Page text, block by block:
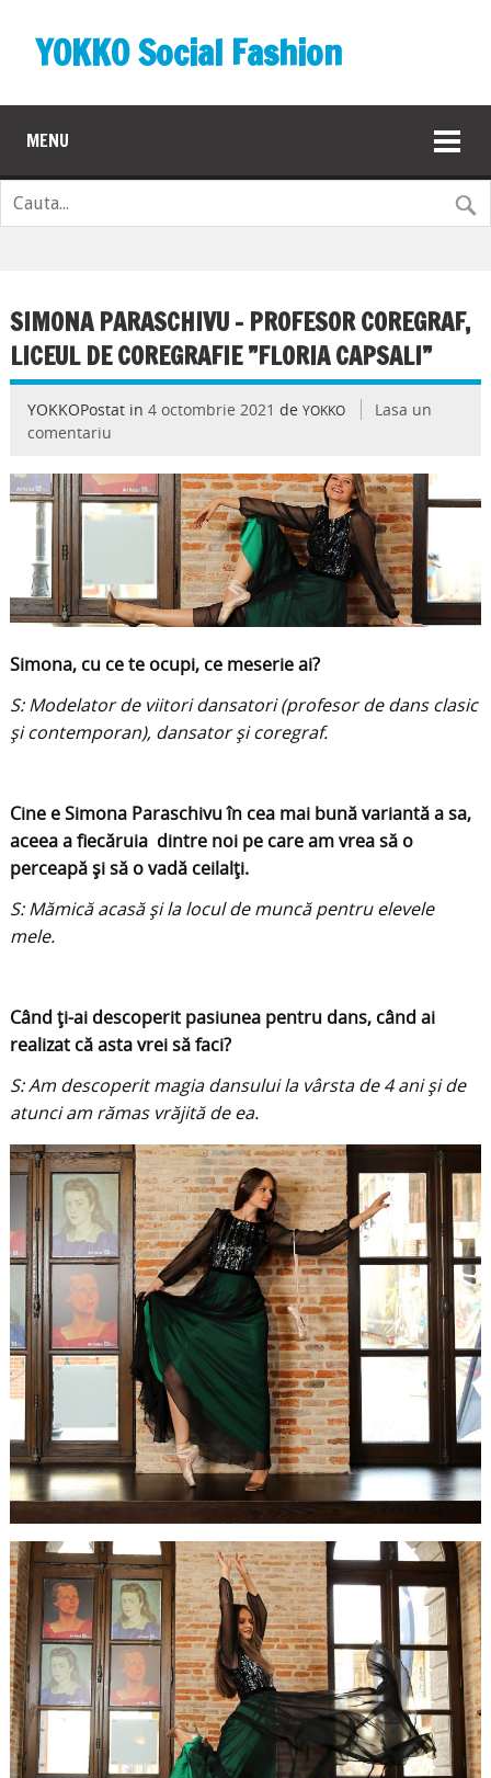
YOKKO Social Fashion
MENU
SIMONA PARASCHIVU – PROFESOR COREGRAF,
LICEUL DE COREGRAFIE ”FLORIA CAPSALI”
YOKKOPostat in 4 octombrie 2021 de YOKKO
Lasa un
comentariu
Simona, cu ce te ocupi, ce meserie ai?
S: Modelator de viitori dansatori (profesor de dans clasic
și contemporan), dansator și coregraf.
Cine e Simona Paraschivu în cea mai bună variantă a sa,
aceea a fiecăruia dintre noi pe care am vrea să o
perceapă și să o vadă ceilalți.
S: Mămică acasă și la locul de muncă pentru elevele
mele.
Când ți-ai descoperit pasiunea pentru dans, când ai
realizat că asta vrei să faci?
S: Am descoperit magia dansului la vârsta de 4 ani și de
atunci am rămas vrăjită de ea.